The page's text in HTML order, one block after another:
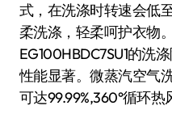
式，在洗涤时转速会低
柔洗涤，轻柔呵护衣物
EG100HBDC7SU1的洗
性能显著。微蒸汽空气
可达99.99%,360°循环热